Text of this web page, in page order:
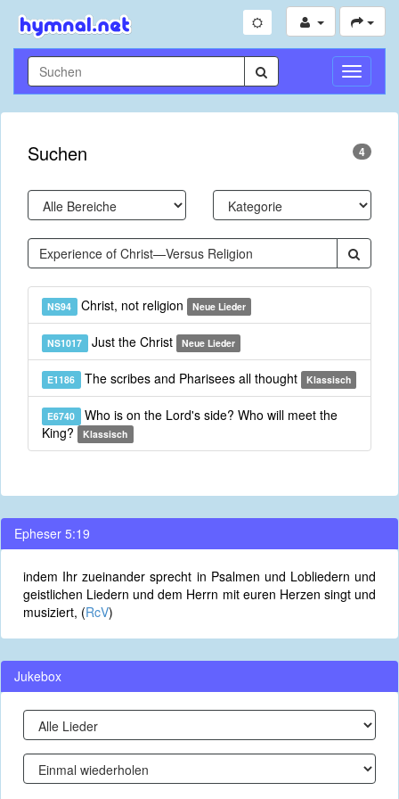
Suchen 4
NS94 Christ, not religion Neue Lieder
NS1017 Just the Christ Neue Lieder
E1186 The scribes and Pharisees all thought Klassisch
E6740 Who is on the Lord's side? Who will meet the
King?
Klassisch
Epheser 5:19
indem Ihr zueinander sprecht in Psalmen und Lobliedern und
geistlichen Liedern und dem Herrn mit euren Herzen singt und
musiziert, (RcV)
Jukebox